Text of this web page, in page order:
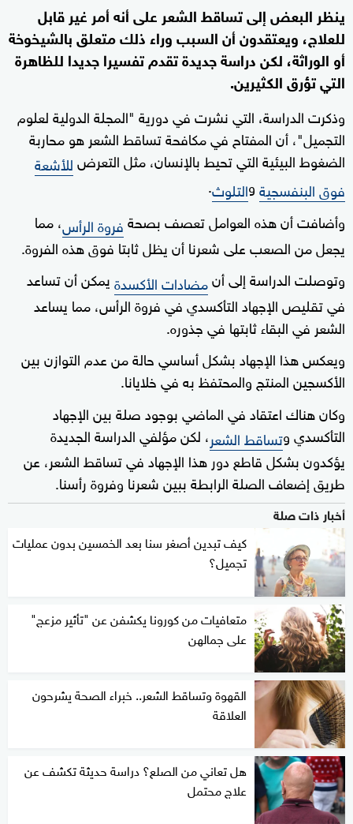
ينظر البعض إلى تساقط الشعر على أنه أمر غير قابل
للعلاج، ويعتقدون أن السبب وراء ذلك متعلق بالشيخوخة
أو الوراثة، لكن دراسة جديدة تقدم تفسيرا جديدا للظاهرة
التي تؤرق الكثيرين.
وذكرت الدراسة، التي نشرت في دورية "المجلة الدولية لعلوم
التجميل"، أن المفتاح في مكافحة تساقط الشعر هو محاربة
الضغوط البيئية التي تحيط بالإنسان، مثل التعرضللأشعة
فوق البنفسجيةوالتلوث.
وأضافت أن هذه العوامل تعصف بصحةفروة الرأس، مما
يجعل من الصعب على شعرنا أن يظل ثابتا فوق هذه الفروة.
وتوصلت الدراسة إلى أنمضادات الأكسدةيمكن أن تساعد
في تقليص الإجهاد التأكسدي في فروة الرأس، مما يساعد
الشعر في البقاء ثابتها في جذوره.
ويعكس هذا الإجهاد بشكل أساسي حالة من عدم التوازن بين
الأكسجين المنتج والمحتفظ به في خلايانا.
وكان هناك اعتقاد في الماضي بوجود صلة بين الإجهاد
التأكسدي وتساقط الشعر، لكن مؤلفي الدراسة الجديدة
يؤكدون بشكل قاطع دور هذا الإجهاد في تساقط الشعر، عن
طريق إضعاف الصلة الرابطة ببين شعرنا وفروة رأسنا.
أخبار ذات صلة
كيف تبدين أصغر سنا بعد الخمسين بدون عمليات
تجميل؟
متعافيات من كورونا يكشفن عن "تأثير مزعج"
على جمالهن
القهوة وتساقط الشعر.. خبراء الصحة يشرحون
العلاقة
هل تعاني من الصلع؟ دراسة حديثة تكشف عن
علاج محتمل